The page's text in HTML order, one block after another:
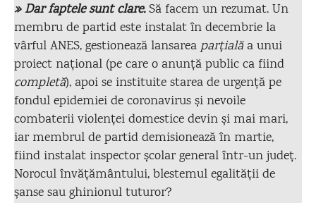
» Dar faptele sunt clare.Să facem un rezumat. Un
membru de partid este instalat în decembrie la
vârful ANES, gestionează lansarea parțialăa unui
proiect național (pe care o anunță public ca fiind
completă), apoi se instituite starea de urgență pe
fondul epidemiei de coronavirus și nevoile
combaterii violenței domestice devin și mai mari,
iar membrul de partid demisionează în martie,
fiind instalat inspector școlar general într-un județ.
Norocul învățământului, blestemul egalității de
șanse sau ghinionul tuturor?